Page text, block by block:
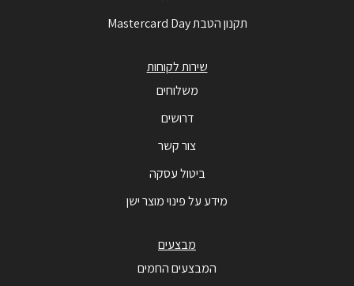
תקנון הטבת Mastercard Day
שירות לקוחות
משלוחים
דרושים
צור קשר
ביטול עסקה
מידע על פינוי מוצר ישן
מבצעים
המבצעים החמים